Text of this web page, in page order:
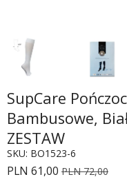
SupCare
Bambusowe,
ZESTAW
SKU: BO1523-6
PLN 61,00 PLN 72,00